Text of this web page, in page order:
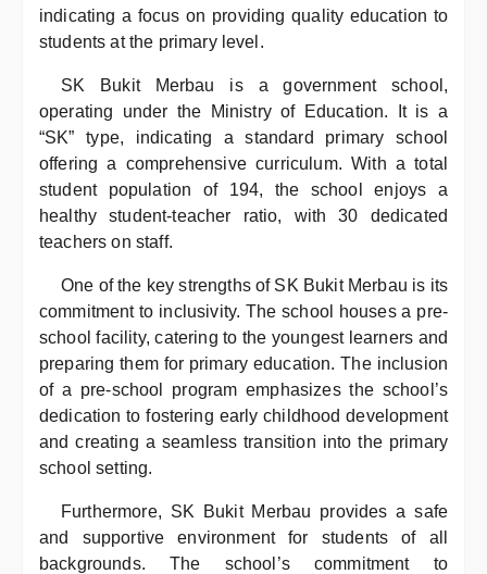
indicating a focus on providing quality education to
students at the primary level.
SK Bukit Merbau is a government school,
operating under the Ministry of Education. It is a
“SK” type, indicating a standard primary school
offering a comprehensive curriculum. With a total
student population of 194, the school enjoys a
healthy student-teacher ratio, with 30 dedicated
teachers on staff.
One of the key strengths of SK Bukit Merbau is its
commitment to inclusivity. The school houses a pre-
school facility, catering to the youngest learners and
preparing them for primary education. The inclusion
of a pre-school program emphasizes the school’s
dedication to fostering early childhood development
and creating a seamless transition into the primary
school setting.
Furthermore, SK Bukit Merbau provides a safe
and supportive environment for students of all
backgrounds. The school’s commitment to